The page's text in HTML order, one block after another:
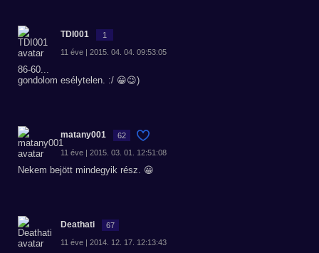
TDI001 1
11 éve | 2015. 04. 04. 09:53:05
86-60...
gondolom esélytelen. :/ 😀😉)
matany001 62
11 éve | 2015. 03. 01. 12:51:08
Nekem bejött mindegyik rész. 😀
Deathati 67
11 éve | 2014. 12. 17. 12:13:43